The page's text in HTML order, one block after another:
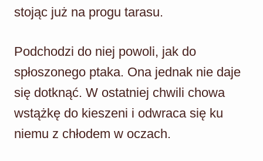
stojąc już na progu tarasu.
Podchodzi do niej powoli, jak do
spłoszonego ptaka. Ona jednak nie daje
się dotknąć. W ostatniej chwili chowa
wstążkę do kieszeni i odwraca się ku
niemu z chłodem w oczach.